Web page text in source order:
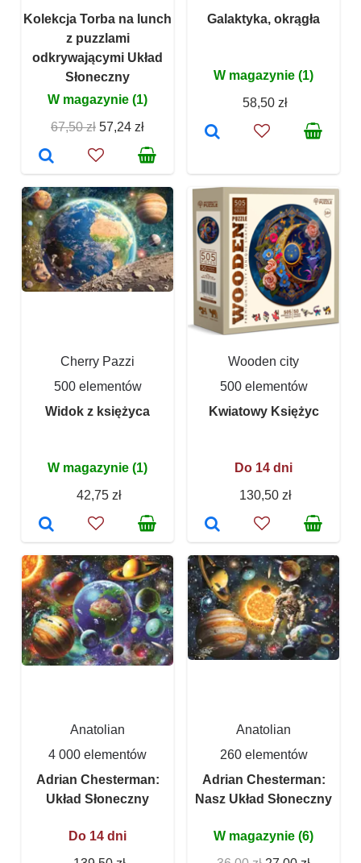
Kolekcja Torba na lunch
z puzzlami
odkrywającymi Układ
Słoneczny
W magazynie (1)
67,50 zł 57,24 zł
Galaktyka, okrągła
W magazynie (1)
58,50 zł
Cherry Pazzi
500 elementów
Widok z księżyca
W magazynie (1)
42,75 zł
Wooden city
500 elementów
Kwiatowy Księżyc
Do 14 dni
130,50 zł
Anatolian
4 000 elementów
Adrian Chesterman:
Układ Słoneczny
Do 14 dni
Anatolian
260 elementów
Adrian Chesterman:
Nasz Układ Słoneczny
W magazynie (6)